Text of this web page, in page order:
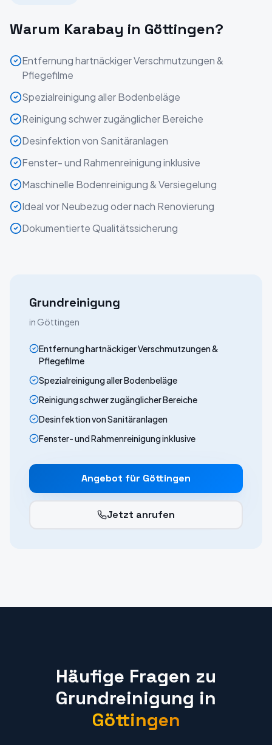
Warum Karabay in Göttingen?
Entfernung hartnäckiger Verschmutzungen &
Pflegefilme
Spezialreinigung aller Bodenbeläge
Reinigung schwer zugänglicher Bereiche
Desinfektion von Sanitäranlagen
Fenster- und Rahmenreinigung inklusive
Maschinelle Bodenreinigung & Versiegelung
Ideal vor Neubezug oder nach Renovierung
Dokumentierte Qualitätssicherung
Grundreinigung
in Göttingen
Entfernung hartnäckiger Verschmutzungen &
Pflegefilme
Spezialreinigung aller Bodenbeläge
Reinigung schwer zugänglicher Bereiche
Desinfektion von Sanitäranlagen
Fenster- und Rahmenreinigung inklusive
Angebot für Göttingen
Jetzt anrufen
Häufige Fragen zu
Grundreinigung in
Göttingen